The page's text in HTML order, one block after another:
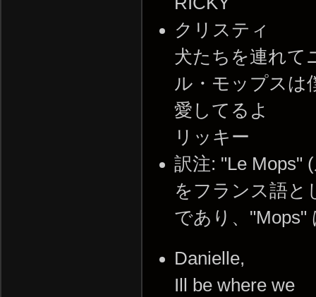
クリスティ
犬たちを連れて
ル・モップスは
愛してるよ
リッキー
訳注: "Le Mops"
をフランス語と
であり、"Mops"
Danielle,
Ill be where we